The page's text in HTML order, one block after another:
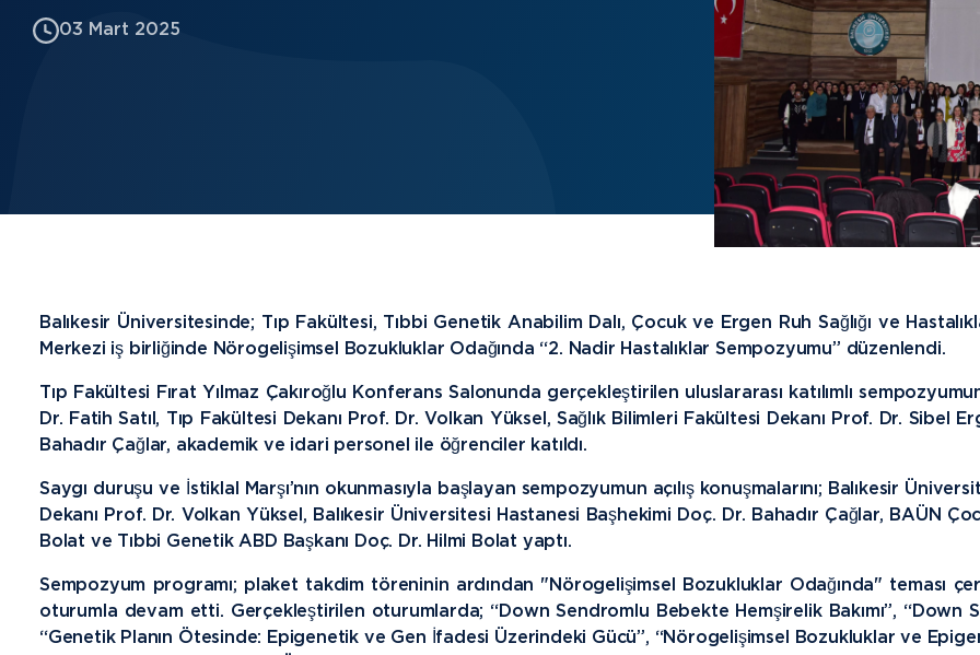
03 Mart 2025
Balıkesir Üniversitesinde; Tıp Fakültesi, Tıbbi Genetik Anabilim Dalı, Çocuk ve Ergen Ruh Sağlığı ve
Merkezi iş birliğinde Nörogelişimsel Bozukluklar Odağında “2. Nadir Hastalıklar Sempozyumu” düzenlendi.
Tıp Fakültesi Fırat Yılmaz Çakıroğlu Konferans Salonunda gerçekleştirilen uluslararası katılımlı
Dr. Fatih Satıl, Tıp Fakültesi Dekanı Prof. Dr. Volkan Yüksel, Sağlık Bilimleri Fakültesi Dekanı Prof. Dr. Sibel
Bahadır Çağlar, akademik ve idari personel ile öğrenciler katıldı.
Saygı duruşu ve İstiklal Marşı’nın okunmasıyla başlayan sempozyumun açılış konuşmalarını; Balıkesir
Dekanı Prof. Dr. Volkan Yüksel, Balıkesir Üniversitesi Hastanesi Başhekimi Doç. Dr. Bahadır Çağlar, BAÜN
Bolat ve Tıbbi Genetik ABD Başkanı Doç. Dr. Hilmi Bolat yaptı.
Sempozyum programı; plaket takdim töreninin ardından "Nörogelişimsel Bozukluklar Odağında" teması
oturumla devam etti. Gerçekleştirilen oturumlarda; “Down Sendromlu Bebekte Hemşirelik Bakımı”,
“Genetik Planın Ötesinde: Epigenetik ve Gen İfadesi Üzerindeki Gücü”, “Nörogelişimsel Bozukluklar ve